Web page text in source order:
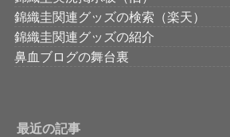
錦織圭関連グッズの検索（楽天）
錦織圭関連グッズの紹介
鼻血ブログの舞台裏
最近の記事